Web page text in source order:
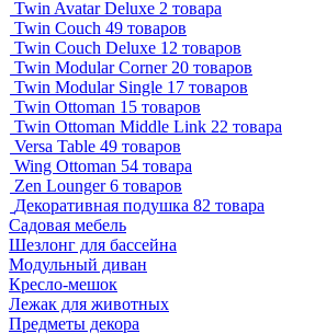
Twin Avatar Deluxe 2 товара
Twin Couch 49 товаров
Twin Couch Deluxe 12 товаров
Twin Modular Corner 20 товаров
Twin Modular Single 17 товаров
Twin Ottoman 15 товаров
Twin Ottoman Middle Link 22 товара
Versa Table 49 товаров
Wing Ottoman 54 товара
Zen Lounger 6 товаров
Декоративная подушка 82 товара
Садовая мебель
Шезлонг для бассейна
Модульный диван
Кресло-мешок
Лежак для животных
Предметы декора